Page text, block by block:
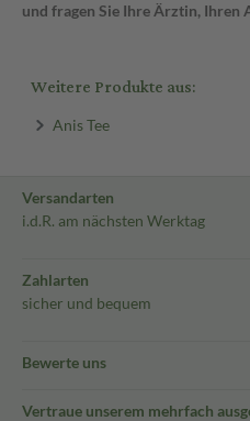
und fragen Sie Ihre Ärztin, Ihren
Weitere Produkte aus:
Anis Tee
Versandarten
i.d.R. am nächsten Werktag
Zahlarten
sicher und bequem
Bewerte uns
Vertraue unserem mehrfach